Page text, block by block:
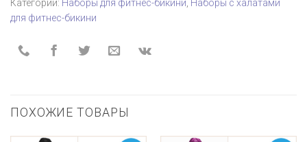
Категории: Наборы для фитнес-бикини Наборы с халатами
для фитнес-бикини
ПОХОЖИЕ ТОВАРЫ